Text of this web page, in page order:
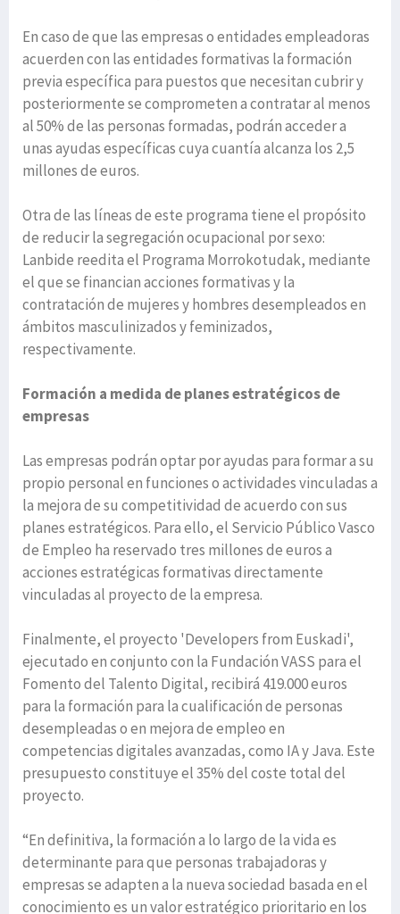
En caso de que las empresas o entidades empleadoras
acuerden con las entidades formativas la formación
previa específica para puestos que necesitan cubrir y
posteriormente se comprometen a contratar al menos
al 50% de las personas formadas, podrán acceder a
unas ayudas específicas cuya cuantía alcanza los 2,5
millones de euros.
Otra de las líneas de este programa tiene el propósito
de reducir la segregación ocupacional por sexo:
Lanbide reedita el Programa Morrokotudak, mediante
el que se financian acciones formativas y la
contratación de mujeres y hombres desempleados en
ámbitos masculinizados y feminizados,
respectivamente.
Formación a medida de planes estratégicos de
empresas
Las empresas podrán optar por ayudas para formar a su
propio personal en funciones o actividades vinculadas a
la mejora de su competitividad de acuerdo con sus
planes estratégicos. Para ello, el Servicio Público Vasco
de Empleo ha reservado tres millones de euros a
acciones estratégicas formativas directamente
vinculadas al proyecto de la empresa.
Finalmente, el proyecto 'Developers from Euskadi',
ejecutado en conjunto con la Fundación VASS para el
Fomento del Talento Digital, recibirá 419.000 euros
para la formación para la cualificación de personas
desempleadas o en mejora de empleo en
competencias digitales avanzadas, como IA y Java. Este
presupuesto constituye el 35% del coste total del
proyecto.
“En definitiva, la formación a lo largo de la vida es
determinante para que personas trabajadoras y
empresas se adapten a la nueva sociedad basada en el
conocimiento es un valor estratégico prioritario en los